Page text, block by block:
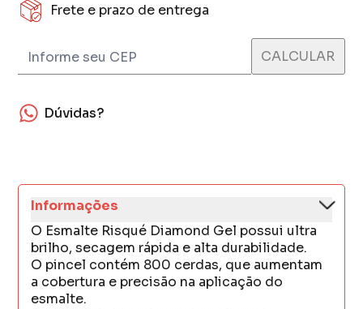
Frete e prazo de entrega
Dúvidas?
Informações
O Esmalte Risqué Diamond Gel possui ultra
brilho, secagem rápida e alta durabilidade.
O pincel contém 800 cerdas, que aumentam
a cobertura e precisão na aplicação do
esmalte.